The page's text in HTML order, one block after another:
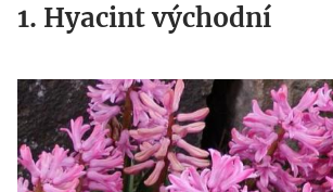
1. Hyacint východní
hyacint.jpg